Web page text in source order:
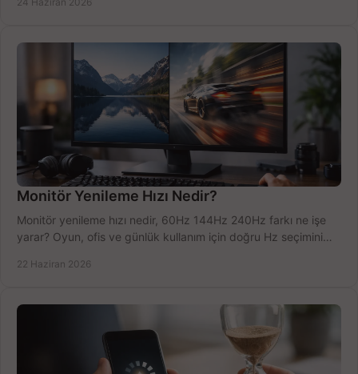
Monitör Yenileme Hızı Nedir?
Monitör yenileme hızı nedir, 60Hz 144Hz 240Hz farkı ne işe
yarar? Oyun, ofis ve günlük kullanım için doğru Hz seçimini
22 Haziran 2026